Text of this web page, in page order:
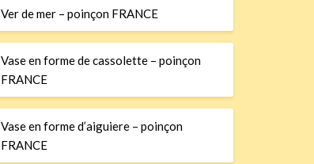
Ver de mer – poinçon FRANCE
Vase en forme de cassolette – poinçon
FRANCE
Vase en forme d’aiguiere – poinçon
FRANCE